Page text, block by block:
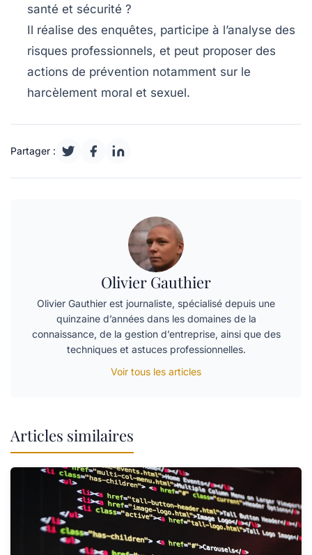
santé et sécurité ?
Il réalise des enquêtes, participe à l’analyse des
risques professionnels, et peut proposer des
actions de prévention notamment sur le
harcèlement moral et sexuel.
Partager :
Olivier Gauthier
Olivier Gauthier est journaliste, spécialisé depuis une
quinzaine d’années dans les domaines de la
connaissance, de la gestion d’entreprise, ainsi que des
techniques et astuces professionnelles.
Voir tous les articles
Articles similaires